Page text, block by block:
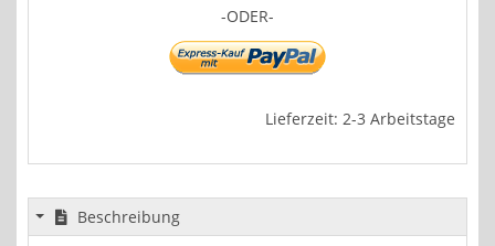
-ODER-
Lieferzeit: 2-3 Arbeitstage
Beschreibung